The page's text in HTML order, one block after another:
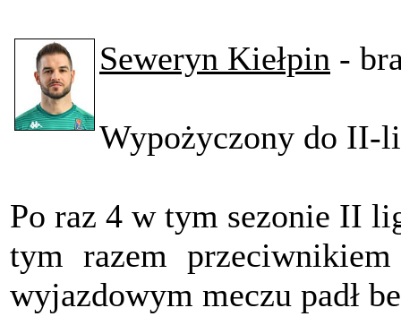
Seweryn Kiełpin -
Wypożyczony do II-
Po raz 4 w tym sezonie II
tym razem
wyjazdowym meczu padł